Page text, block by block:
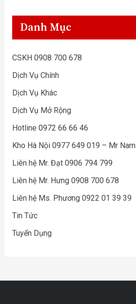
Danh Mục
CSKH 0908 700 678
Dịch Vụ Chính
Dịch Vụ Khác
Dịch Vụ Mở Rộng
Hotline 0972 66 66 46
Kho Hà Nội 0977 649 019 – Mr Nam
Liên hệ Mr. Đạt 0906 794 799
Liên hệ Mr. Hưng 0908 700 678
Liên hệ Ms. Phương 0922 01 39 39
Tin Tức
Tuyển Dụng